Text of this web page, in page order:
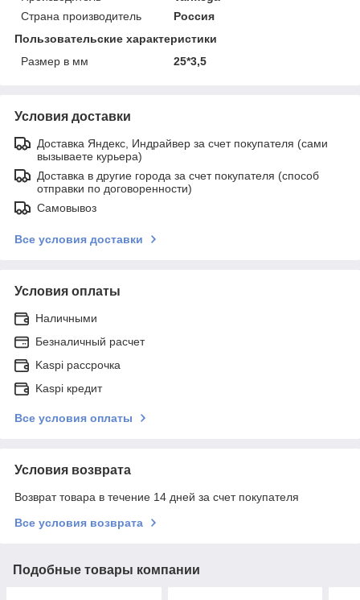
Страна производитель
Россия
Пользовательские характеристики
Размер в мм
25*3,5
Условия доставки
Доставка Яндекс, Индрайвер за счет покупателя (сами
вызываете курьера)
Доставка в другие города за счет покупателя (способ
отправки по договоренности)
Самовывоз
Все условия доставки
Условия оплаты
Наличными
Безналичный расчет
Kaspi рассрочка
Kaspi кредит
Все условия оплаты
Условия возврата
Возврат товара в течение 14 дней за счет покупателя
Все условия возврата
Подобные товары компании